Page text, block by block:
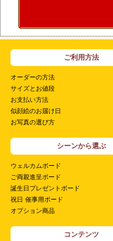
ご利用方法
オーダーの方法
サイズとお値段
お支払い方法
似顔絵のお届け日
お写真の選び方
シーンから選ぶ
ウェルカムボード
ご両親進呈ボード
誕生日プレゼントボード
祝日 催事用ボード
オプション商品
コンテンツ